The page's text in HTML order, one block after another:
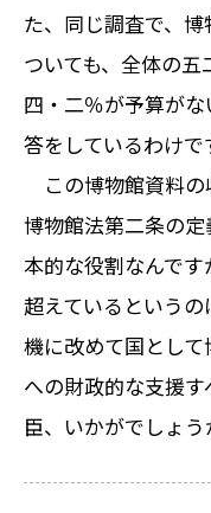
た、同じ調査で、
ついても、全体の
四・二％が予算が
答をしているわけで
この博物館資料の
博物館法第二条の
本的な役割なんで
超えているという
機に改めて国とし
への財政的な支援
臣、いかがでしょう